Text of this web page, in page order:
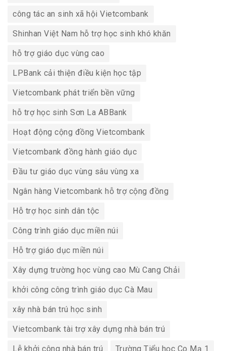
công tác an sinh xã hội Vietcombank
Shinhan Việt Nam hỗ trợ học sinh khó khăn
hỗ trợ giáo dục vùng cao
LPBank cải thiện điều kiện học tập
Vietcombank phát triển bền vững
hỗ trợ học sinh Sơn La ABBank
Hoạt động cộng đồng Vietcombank
Vietcombank đồng hành giáo dục
Đầu tư giáo dục vùng sâu vùng xa
Ngân hàng Vietcombank hỗ trợ cộng đồng
Hỗ trợ học sinh dân tộc
Công trình giáo dục miền núi
Hỗ trợ giáo dục miền núi
Xây dựng trường học vùng cao Mù Cang Chải
khởi công công trình giáo dục Cà Mau
xây nhà bán trú học sinh
Vietcombank tài trợ xây dựng nhà bán trú
Lễ khởi công nhà bán trú Trường Tiểu học Co Mạ 1